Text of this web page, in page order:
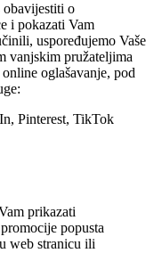
obavijestiti o
i pokazati Vam
uspoređujemo Vaše
vanjskim pružateljima
oglašavanje, pod
Pinterest, TikTok
prikazati
popusta
web stranicu ili